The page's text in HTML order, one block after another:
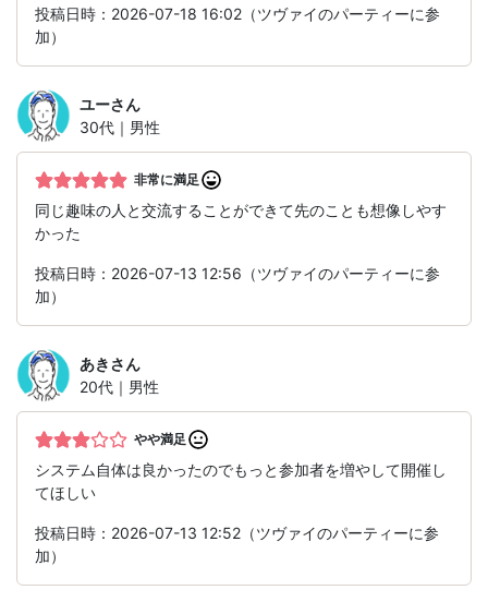
投稿日時：2026-07-18 16:02（ツヴァイのパーティーに参
加）
ユーさん
30代｜男性
非常に満足
同じ趣味の人と交流することができて先のことも想像しやす
かった
投稿日時：2026-07-13 12:56（ツヴァイのパーティーに参
加）
あきさん
20代｜男性
やや満足
システム自体は良かったのでもっと参加者を増やして開催し
てほしい
投稿日時：2026-07-13 12:52（ツヴァイのパーティーに参
加）